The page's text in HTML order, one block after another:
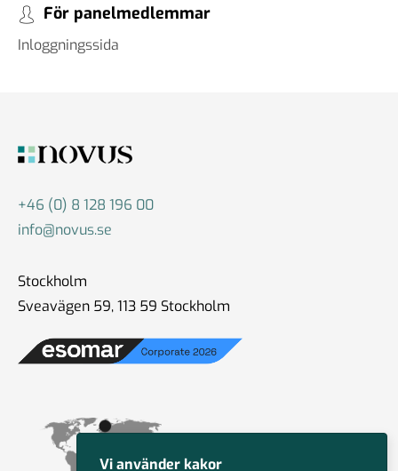
För panelmedlemmar
Inloggningssida
+46 (0) 8 128 196 00
info@novus.se
Stockholm
Sveavägen 59, 113 59 Stockholm
Vi använder kakor